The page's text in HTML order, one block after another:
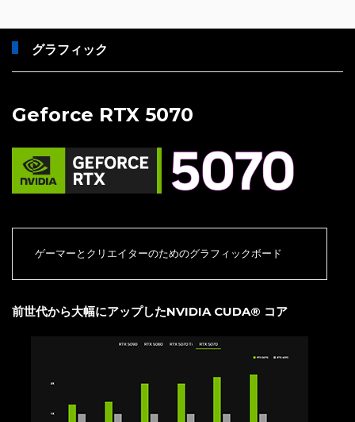
グラフィック
Geforce RTX 5070
ゲーマーとクリエイターのためのグラフィックボード
前世代から大幅にアップしたNVIDIA CUDA® コア